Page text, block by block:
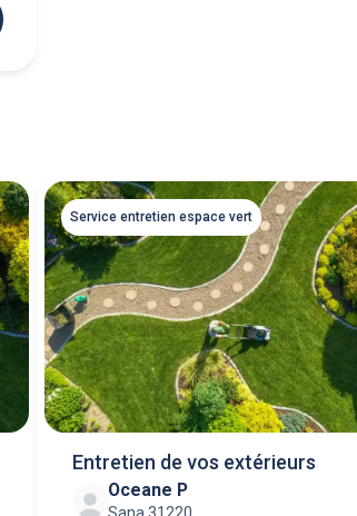
Service entretien espace vert
Entretien de vos extérieurs
Oceane P